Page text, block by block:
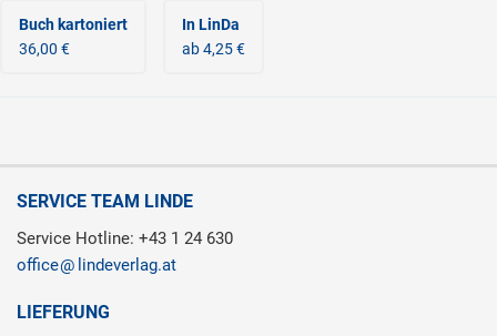
Buch kartoniert
36,00 €
In LinDa
ab 4,25 €
SERVICE TEAM LINDE
Service Hotline: +43 1 24 630
office
lindeverlag.at
LIEFERUNG